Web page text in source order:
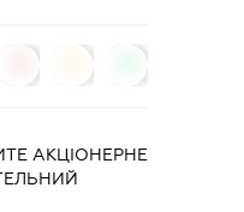
АКЦІОНЕРНЕ